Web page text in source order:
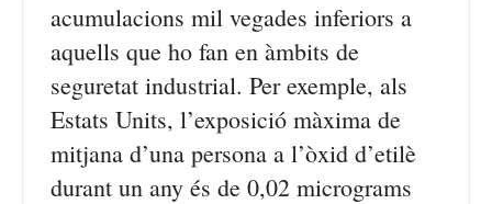
acumulacions mil vegades inferiors a
aquells que ho fan en àmbits de
seguretat industrial. Per exemple, als
Estats Units, l’exposició màxima de
mitjana d’una persona a l’òxid d’etilè
durant un any és de 0,02 micrograms